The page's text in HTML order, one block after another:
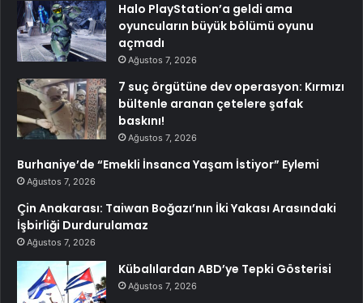
Halo PlayStation’a geldi ama
oyuncuların büyük bölümü oyunu
açmadı
Ağustos 7, 2026
7 suç örgütüne dev operasyon: Kırmızı
bültenle aranan çetelere şafak
baskını!
Ağustos 7, 2026
Burhaniye’de “Emekli İnsanca Yaşam İstiyor” Eylemi
Ağustos 7, 2026
Çin Anakarası: Taiwan Boğazı’nın İki Yakası Arasındaki
İşbirliği Durdurulamaz
Ağustos 7, 2026
Kübalılardan ABD’ye Tepki Gösterisi
Ağustos 7, 2026